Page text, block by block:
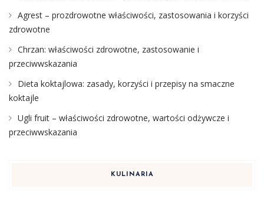
Agrest – prozdrowotne właściwości, zastosowania i korzyści
zdrowotne
Chrzan: właściwości zdrowotne, zastosowanie i
przeciwwskazania
Dieta koktajlowa: zasady, korzyści i przepisy na smaczne
koktajle
Ugli fruit – właściwości zdrowotne, wartości odżywcze i
przeciwwskazania
KULINARIA